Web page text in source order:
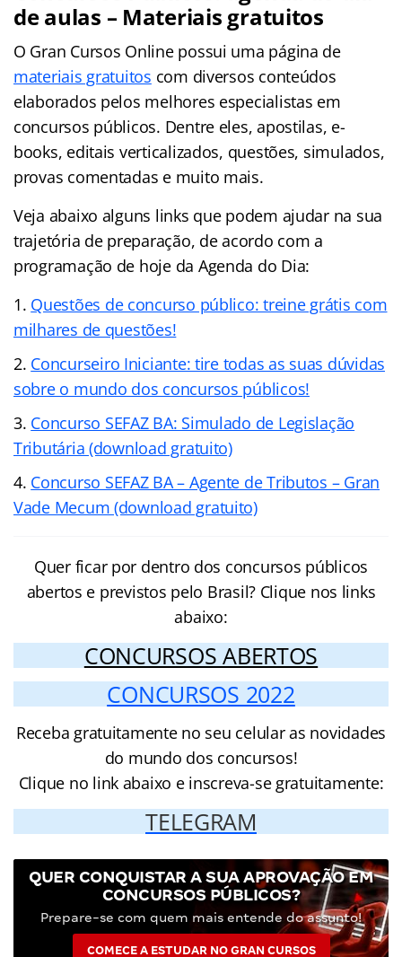
de aulas – Materiais gratuitos
O Gran Cursos Online possui uma página de
materiais gratuitos com diversos conteúdos
elaborados pelos melhores especialistas em
concursos públicos. Dentre eles, apostilas, e-
books, editais verticalizados, questões, simulados,
provas comentadas e muito mais.
Veja abaixo alguns links que podem ajudar na sua
trajetória de preparação, de acordo com a
programação de hoje da Agenda do Dia:
Questões de concurso público: treine grátis com
milhares de questões!
Concurseiro Iniciante: tire todas as suas dúvidas
sobre o mundo dos concursos públicos!
Concurso SEFAZ BA: Simulado de Legislação
Tributária (download gratuito)
Concurso SEFAZ BA – Agente de Tributos – Gran
Vade Mecum (download gratuito)
Quer ficar por dentro dos concursos públicos
abertos e previstos pelo Brasil? Clique nos links
abaixo:
CONCURSOS ABERTOS
CONCURSOS 2022
Receba gratuitamente no seu celular as novidades
do mundo dos concursos!
Clique no link abaixo e inscreva-se gratuitamente:
TELEGRAM
QUER CONQUISTAR A SUA APROVAÇÃO EM
CONCURSOS PÚBLICOS?
Prepare-se com quem mais entende do assunto!
COMECE A ESTUDAR NO GRAN CURSOS